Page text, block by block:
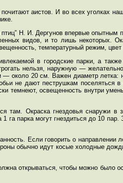
аистов. И во всех уголках
Н. И. Дергунов впервые опытным
видов, и то лишь некоторых.
температурный режим, цвет
в городские парки, а
нельзя, наружную —
около 20 см. Важен диаметр летка:
не дают пеструшкам поселяться в
темнеют, освещенность внутри
там. Окраска гнездовья снаружи в
га парка могут гнездиться до 10
Если говорить о направлении
обычно идут косые холодные
открываться, чтобы можно было